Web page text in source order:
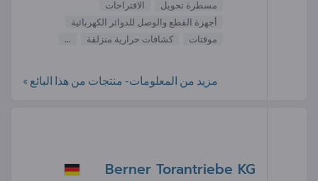
مسطرة تحويل
الاقتراحات
أجهزة القطع والوصل للدوائر الكهربائية
موقتات
كشافات حرارية منزلقة ...
مزيد من المعلومات- منتجات من هذا البائع »
Berner Torantriebe KG